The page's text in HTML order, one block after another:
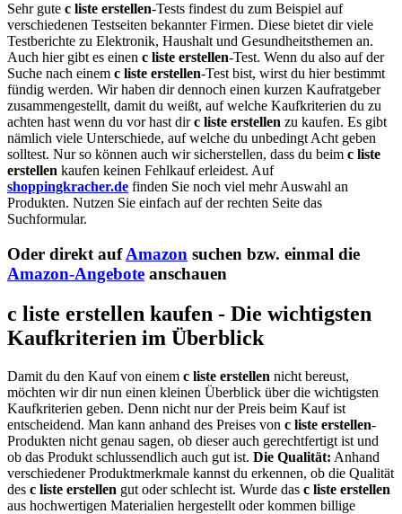
Sehr gute c liste erstellen-Tests findest du zum Beispiel auf
verschiedenen Testseiten bekannter Firmen. Diese bietet dir viele
Testberichte zu Elektronik, Haushalt und Gesundheitsthemen an.
Auch hier gibt es einen c liste erstellen-Test. Wenn du also auf der
Suche nach einem c liste erstellen-Test bist, wirst du hier bestimmt
fündig werden. Wir haben dir dennoch einen kurzen Kaufratgeber
zusammengestellt, damit du weißt, auf welche Kaufkriterien du zu
achten hast wenn du vor hast dirc liste erstellen zu kaufen. Es gibt
nämlich viele Unterschiede, auf welche du unbedingt Acht geben
solltest. Nur so können auch wir sicherstellen, dass du beim c liste
erstellen kaufen keinen Fehlkauf erleidest. Auf
shoppingkracher.de finden Sie noch viel mehr Auswahl an
Produkten. Nutzen Sie einfach auf der rechten Seite das
Suchformular.
Oder direkt aufAmazon suchen bzw. einmal die
Amazon-Angebote anschauen
c liste erstellen kaufen - Die wichtigsten
Kaufkriterien im Überblick
Damit du den Kauf von einem c liste erstellen nicht bereust,
möchten wir dir nun einen kleinen Überblick über die wichtigsten
Kaufkriterien geben. Denn nicht nur der Preis beim Kauf ist
entscheidend. Man kann anhand des Preises von c liste erstellen-
Produkten nicht genau sagen, ob dieser auch gerechtfertigt ist und
ob das Produkt schlussendlich auch gut ist. Die Qualität: Anhand
verschiedener Produktmerkmale kannst du erkennen, ob die Qualität
des c liste erstellen gut oder schlecht ist. Wurde das c liste erstellen
aus hochwertigen Materialien hergestellt oder kommen billige